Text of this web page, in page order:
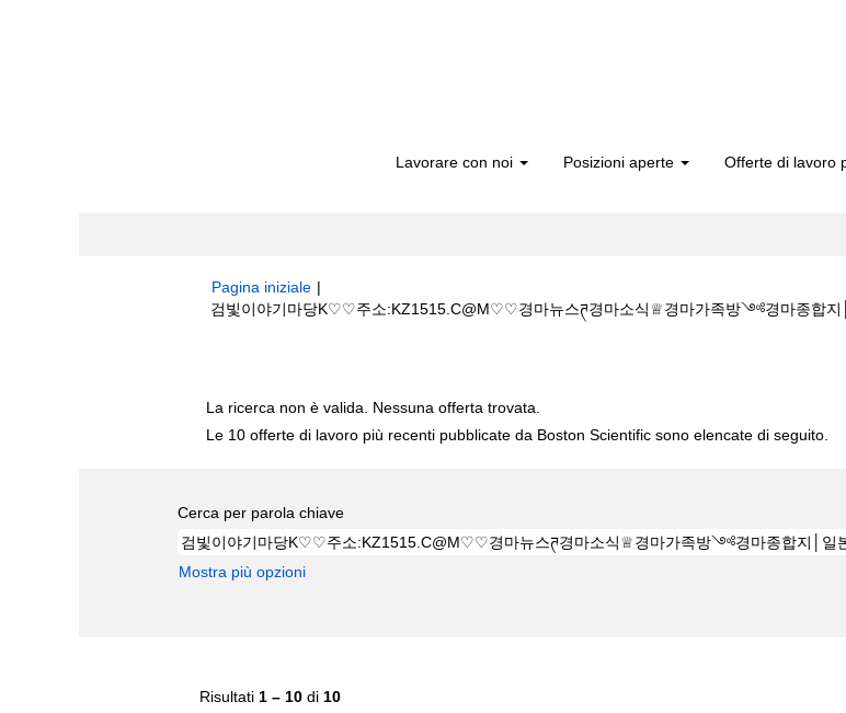
Lavorare con noi Posizioni aperte Offerte di lavoro
Pagina iniziale |
검빛이야기마당K♡♡주소:KZ1515.C@M♡♡경마뉴스ཊ경마소식♕경마가족방༺경마종합지
La ricerca non è valida. Nessuna offerta trovata.
Le 10 offerte di lavoro più recenti pubblicate da Boston Scientific sono elencate di seguito.
Cerca per parola chiave
Mostra più opzioni
Risultati 1 – 10 di 10